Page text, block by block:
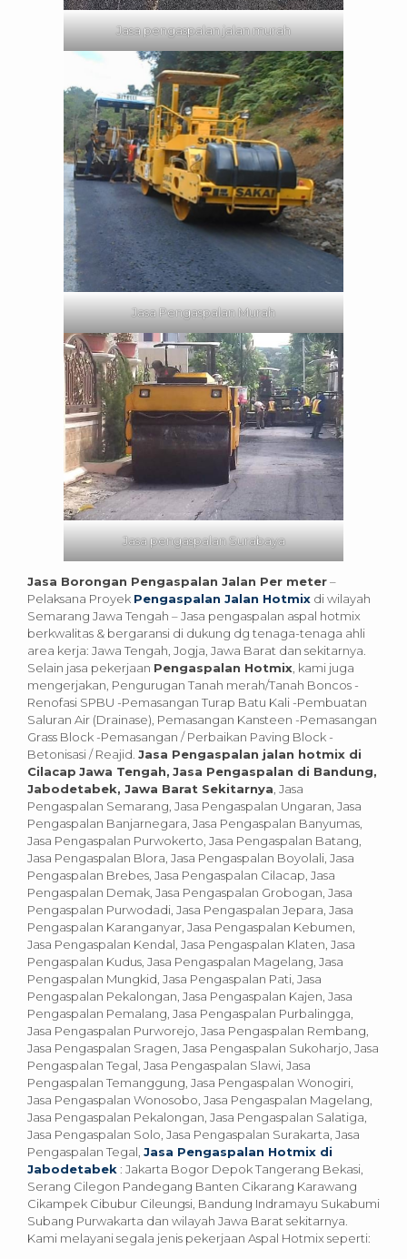
Jasa pengaspalan jalan murah
Jasa Pengaspalan Murah
Jasa pengaspalan Surabaya
Jasa Borongan Pengaspalan Jalan Per meter–
Pelaksana Proyek Pengaspalan Jalan Hotmix di wilayah
Semarang Jawa Tengah – Jasa pengaspalan aspal hotmix
berkwalitas & bergaransi di dukung dg tenaga-tenaga ahli
area kerja: Jawa Tengah, Jogja, Jawa Barat dan sekitarnya.
Selain jasa pekerjaan Pengaspalan Hotmix, kami juga
mengerjakan, Pengurugan Tanah merah/Tanah Boncos -
Renofasi SPBU -Pemasangan Turap Batu Kali -Pembuatan
Saluran Air (Drainase), Pemasangan Kansteen -Pemasangan
Grass Block -Pemasangan / Perbaikan Paving Block -
Betonisasi / Reajid. Jasa Pengaspalan jalan hotmix di
Cilacap Jawa Tengah, Jasa Pengaspalan di Bandung,
Jabodetabek, Jawa Barat Sekitarnya, Jasa
Pengaspalan Semarang, Jasa Pengaspalan Ungaran, Jasa
Pengaspalan Banjarnegara, Jasa Pengaspalan Banyumas,
Jasa Pengaspalan Purwokerto, Jasa Pengaspalan Batang,
Jasa Pengaspalan Blora, Jasa Pengaspalan Boyolali, Jasa
Pengaspalan Brebes, Jasa Pengaspalan Cilacap, Jasa
Pengaspalan Demak, Jasa Pengaspalan Grobogan, Jasa
Pengaspalan Purwodadi, Jasa Pengaspalan Jepara, Jasa
Pengaspalan Karanganyar, Jasa Pengaspalan Kebumen,
Jasa Pengaspalan Kendal, Jasa Pengaspalan Klaten, Jasa
Pengaspalan Kudus, Jasa Pengaspalan Magelang, Jasa
Pengaspalan Mungkid, Jasa Pengaspalan Pati, Jasa
Pengaspalan Pekalongan, Jasa Pengaspalan Kajen, Jasa
Pengaspalan Pemalang, Jasa Pengaspalan Purbalingga,
Jasa Pengaspalan Purworejo, Jasa Pengaspalan Rembang,
Jasa Pengaspalan Sragen, Jasa Pengaspalan Sukoharjo, Jasa
Pengaspalan Tegal, Jasa Pengaspalan Slawi, Jasa
Pengaspalan Temanggung, Jasa Pengaspalan Wonogiri,
Jasa Pengaspalan Wonosobo, Jasa Pengaspalan Magelang,
Jasa Pengaspalan Pekalongan, Jasa Pengaspalan Salatiga,
Jasa Pengaspalan Solo, Jasa Pengaspalan Surakarta, Jasa
Pengaspalan Tegal, Jasa Pengaspalan Hotmix di
Jabodetabek: Jakarta Bogor Depok Tangerang Bekasi,
Serang Cilegon Pandegang Banten Cikarang Karawang
Cikampek Cibubur Cileungsi, Bandung Indramayu Sukabumi
Subang Purwakarta dan wilayah Jawa Barat sekitarnya.
Kami melayani segala jenis pekerjaan Aspal Hotmix seperti: